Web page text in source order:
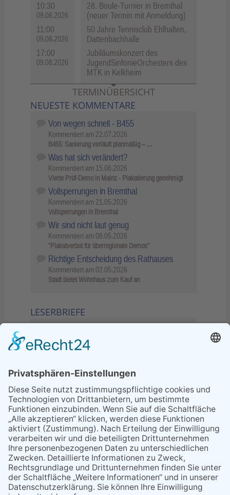
10:30
09.08.2026
28. Boule-Turnier in Bremthal
(neuer Termin mit Anmeldung)
11:00
09.08.2026
50 Jahre Tennisclub Ehlhalten,
Dattenbachhalle
17:00
09.08.2026
Jubiläumskonzert des
JugendSinfonieOrchesters des
MTK in Kelkheim
TERMINÜBERSICHT
NEUESTE KOMMENTARE
Von wegen schnell - B455
Kommentiert am 22.07.2026
B455: Sanierung verläuft planmäßig – …
Was hat sich verändert?
Kommentiert am 15.06.2026
Vierte Prüf-Demo in Mainz - Plakatierung genehmigt
Vollsperrungen in Bremthal
Kommentiert am 21.05.2026
Vollsperrungen in Bremthal
Wir sind nicht laut genug
Kommentiert am 08.05.2026
"Plakatverbot für überregionale Demos"
Richtige Entscheidung des Rathauses
Kommentiert am 02.05.2026
Stadt bietet Wohnhaus zum Kauf an
LESERBRIEFE
Sperrung B455: Kleiner
Grenzverkehr statt weite Wege
21.04.2026
Wenn Bahn-Computer nicht
miteinander kommunizieren
11.03.2026
"Plakatverbot für überregionale
Demos"
04.02.2026
Gelbe Tonne – Ein kleiner Blick
über den Tellerand
04.02.2026
Plastikersparnis durch Nutzung